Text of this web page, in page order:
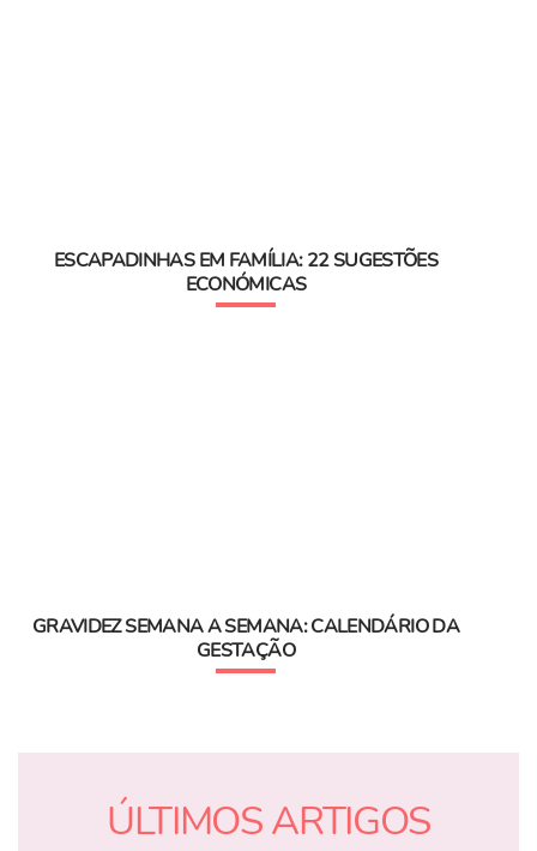
ESCAPADINHAS EM FAMÍLIA: 22 SUGESTÕES
ECONÓMICAS
GRAVIDEZ SEMANA A SEMANA: CALENDÁRIO DA
GESTAÇÃO
ÚLTIMOS ARTIGOS